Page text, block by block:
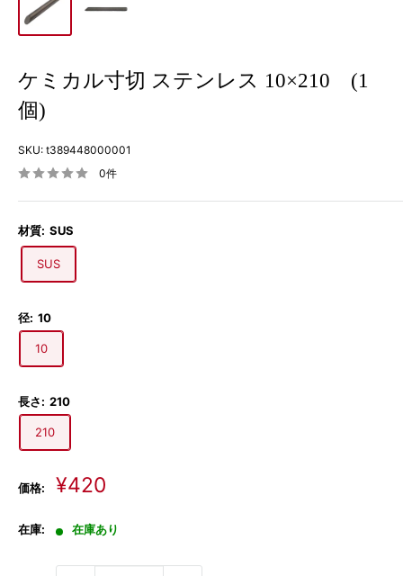
ケミカル寸切 ステンレス 10×210 (1
個)
SKU: t389448000001
0件
材質: SUS
SUS
径: 10
10
長さ: 210
210
価格:
販
価
¥420
在庫: 在庫あり